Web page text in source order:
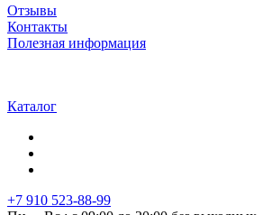
Отзывы
Контакты
Полезная информация
Каталог
+7 910 523-88-99